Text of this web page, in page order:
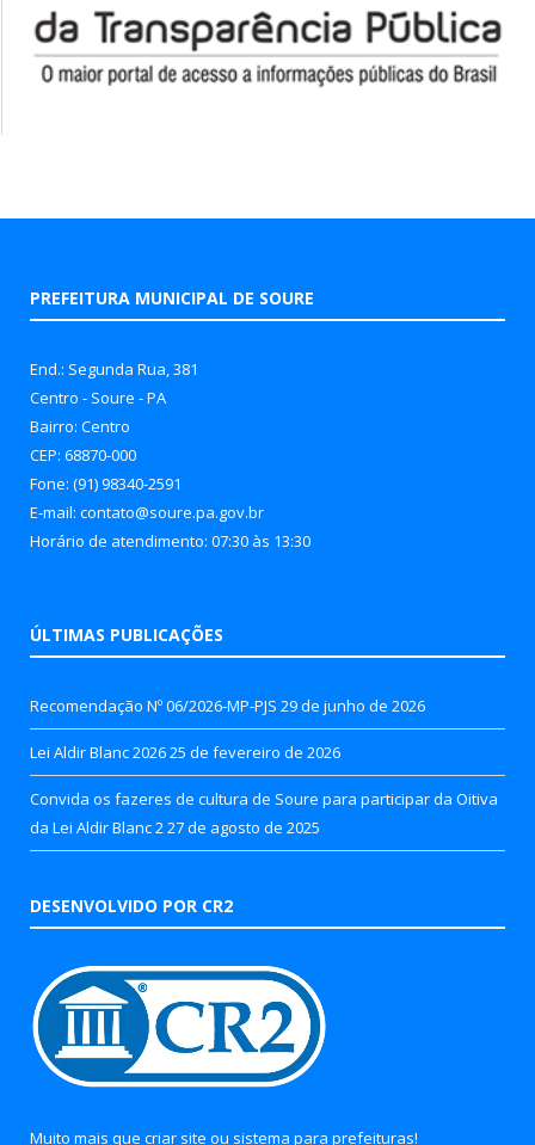
PREFEITURA MUNICIPAL DE SOURE
End.: Segunda Rua, 381
Centro - Soure - PA
Bairro: Centro
CEP: 68870-000
Fone: (91) 98340-2591
E-mail: contato@soure.pa.gov.br
Horário de atendimento: 07:30 às 13:30
ÚLTIMAS PUBLICAÇÕES
Recomendação Nº 06/2026-MP-PJS 29 de junho de 2026
Lei Aldir Blanc 202625 de fevereiro de 2026
Convida os fazeres de cultura de Soure para participar da Oitiva
da Lei Aldir Blanc 2 27 de agosto de 2025
DESENVOLVIDO POR CR2
Muito mais que criar site ou sistema para prefeituras!